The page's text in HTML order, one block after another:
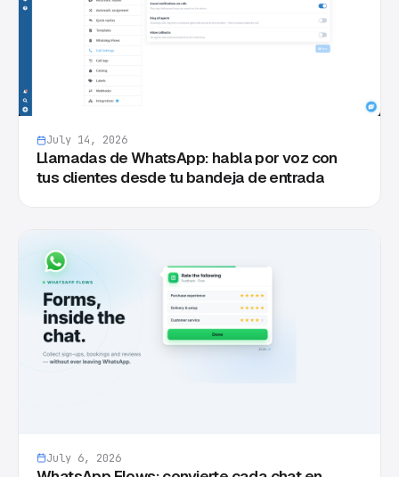
July 14, 2026
Llamadas de WhatsApp: habla por voz con
tus clientes desde tu bandeja de entrada
July 6, 2026